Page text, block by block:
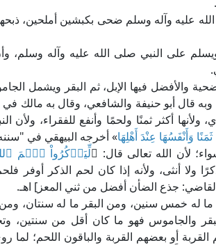
عليه وآله وسلم ضحى بكبشين أملحين،
على النبي صلى الله عليه وآله وسلم، وأن
والأفضل فيها الإبل، ثم البقر ويشمل
قال أبو حنيفة والشافعي، وقال به مالك في
ولأنها أكثر ثمنًا ولحمًا وأنفع للفقراء، ولأن
ثَمَنًا وَأَنْفَسُهَا عِنْدَ أَهْلِهَا» أخرجه البيهقي في
لأن الله تعالى قال: ﴿لِّيَذۡكُرُواْ ٱسۡمَ
يقل ذكرًا ولا أنثى، ولأنه إذا كان لحم الذكر
له خمس سنين، ومن البقر ما له سنتان،
والجاموس فهو ما كان أقل من سنتين،
أو بعضهم القربة والباقون اللحم؛